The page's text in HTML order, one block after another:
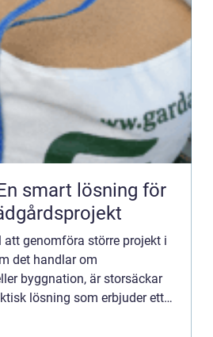
smart lösning för
att genomföra större projekt i
det handlar om
byggnation, är storsäckar
lösning som erbjuder ett